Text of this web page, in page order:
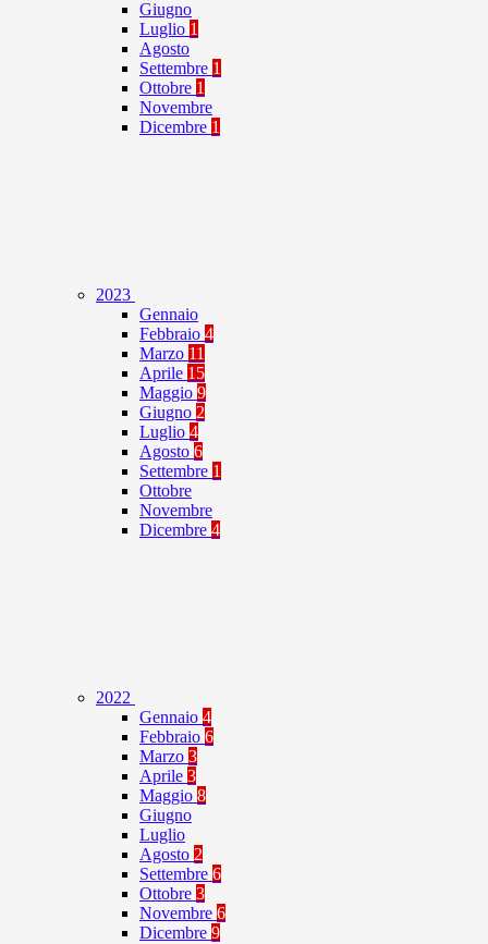
Giugno
Luglio 1
Agosto
Settembre 1
Ottobre 1
Novembre
Dicembre 1
2023
Gennaio
Febbraio 4
Marzo 11
Aprile 15
Maggio 9
Giugno 2
Luglio 4
Agosto 6
Settembre 1
Ottobre
Novembre
Dicembre 4
2022
Gennaio 4
Febbraio 6
Marzo 3
Aprile 3
Maggio 8
Giugno
Luglio
Agosto 2
Settembre 6
Ottobre 3
Novembre 6
Dicembre 9